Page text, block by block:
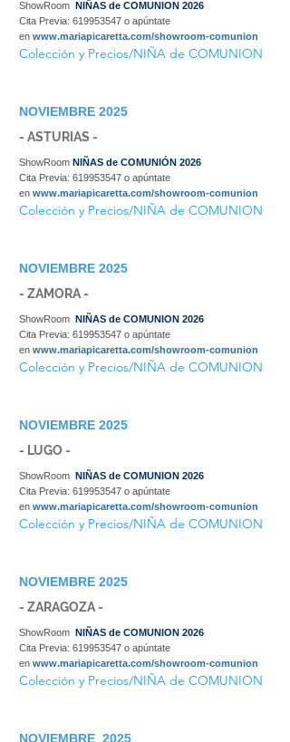
ShowRoom NIÑAS de COMUNION 2026
Cita Previa: 619953547 o apúntate
en www.mariapicaretta.com/showroom-comunion
Colección y Precios/NIÑA de COMUNION
NOVIEMBRE 2025
- ASTURIAS -
ShowRoom NIÑAS de COMUNIÓN 2026
Cita Previa: 619953547 o apúntate
en www.mariapicaretta.com/showroom-comunion
Colección y Precios/NIÑA de COMUNION
NOVIEMBRE 2025
- ZAMORA -
ShowRoom NIÑAS de COMUNION 2026
Cita Previa: 619953547 o apúntate
en www.mariapicaretta.com/showroom-comunion
Colección y Precios/NIÑA de COMUNION
NOVIEMBRE 2025
- LUGO -
ShowRoom NIÑAS de COMUNION 2026
Cita Previa: 619953547 o apúntate
en www.mariapicaretta.com/showroom-comunion
Colección y Precios/NIÑA de COMUNION
NOVIEMBRE 2025
- ZARAGOZA -
ShowRoom NIÑAS de COMUNION 2026
Cita Previa: 619953547 o apúntate
en www.mariapicaretta.com/showroom-comunion
Colección y Precios/NIÑA de COMUNION
NOVIEMBRE 2025